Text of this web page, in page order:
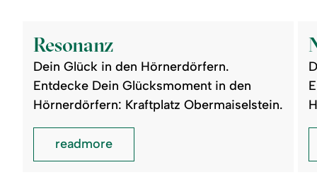
Resonanz
Dein Glück in den Hörnerdörfern.
Entdecke Dein Glücksmoment in den
Hörnerdörfern: Kraftplatz Obermaiselstein.
Resonanz
readmore